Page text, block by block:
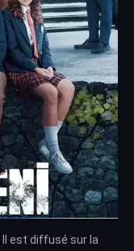
Il est diffusé sur la